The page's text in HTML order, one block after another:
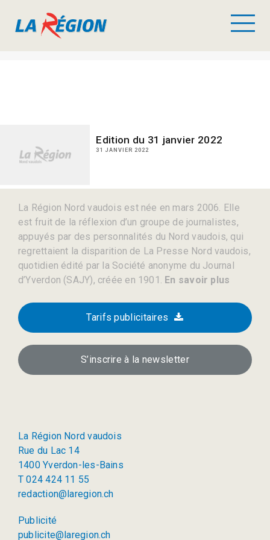
Edition du 31 janvier 2022
31 JANVIER 2022
La Région Nord vaudois est née en mars 2006. Elle
est fruit de la réflexion d’un groupe de journalistes,
appuyés par des personnalités du Nord vaudois, qui
regrettaient la disparition de La Presse Nord vaudois,
quotidien édité par la Société anonyme du Journal
d’Yverdon (SAJY), créée en 1901. En savoir plus
Tarifs publicitaires
S’inscrire à la newsletter
La Région Nord vaudois
Rue du Lac 14
1400 Yverdon-les-Bains
T 024 424 11 55
redaction@laregion.ch
Publicité
publicite@laregion.ch